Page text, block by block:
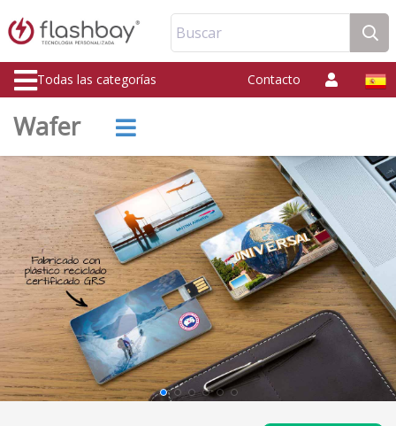
Buscar
Todas las categorías Contacto
Wafer